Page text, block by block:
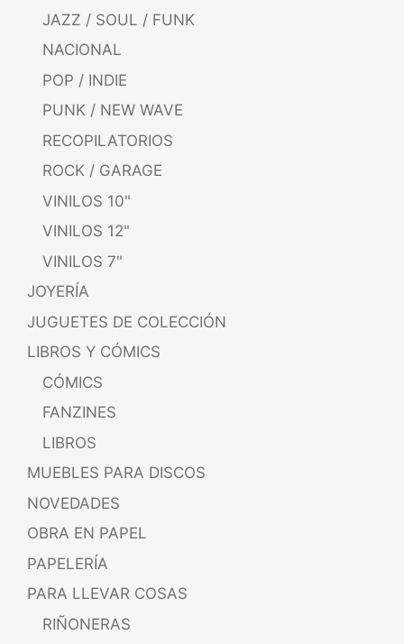
JAZZ / SOUL / FUNK
NACIONAL
POP / INDIE
PUNK / NEW WAVE
RECOPILATORIOS
ROCK / GARAGE
VINILOS 10"
VINILOS 12"
VINILOS 7"
JOYERÍA
JUGUETES DE COLECCIÓN
LIBROS Y CÓMICS
CÓMICS
FANZINES
LIBROS
MUEBLES PARA DISCOS
NOVEDADES
OBRA EN PAPEL
PAPELERÍA
PARA LLEVAR COSAS
RIÑONERAS